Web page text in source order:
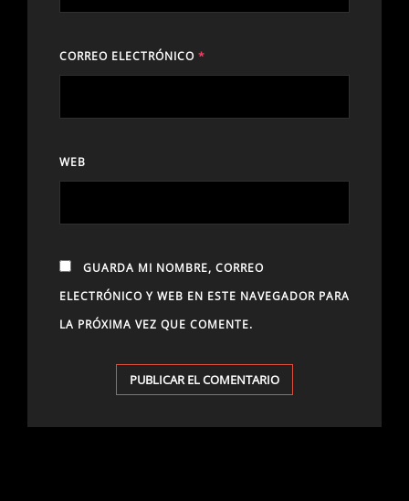
CORREO ELECTRÓNICO *
WEB
GUARDA MI NOMBRE, CORREO
ELECTRÓNICO Y WEB EN ESTE NAVEGADOR PARA
LA PRÓXIMA VEZ QUE COMENTE.